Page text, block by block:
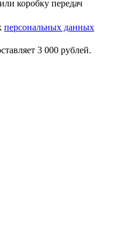
коробку передач
персональных данных
3 000 рублей.